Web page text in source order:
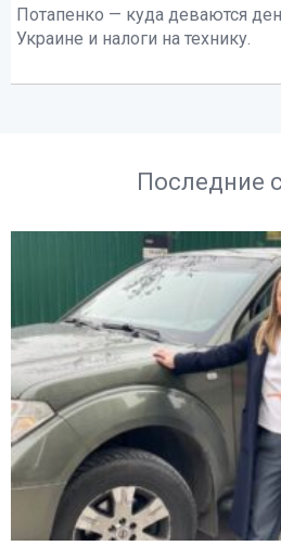
Потапенко — куда деваются
Украине и налоги на технику.
Последние